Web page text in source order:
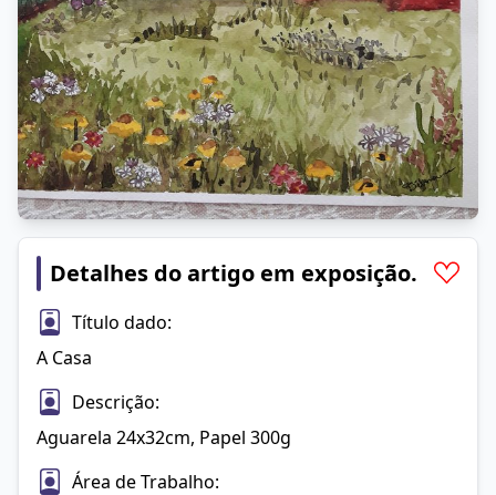
Detalhes do artigo em exposição.
Título dado:
A Casa
Descrição:
Aguarela 24x32cm, Papel 300g
Área de Trabalho: